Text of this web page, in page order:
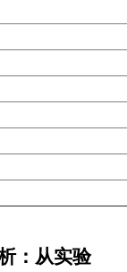
：从实验